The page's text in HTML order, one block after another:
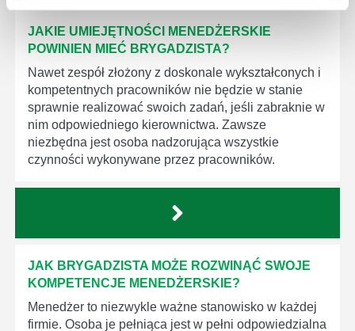
JAKIE UMIEJĘTNOŚCI MENEDŻERSKIE
POWINIEN MIEĆ BRYGADZISTA?
Nawet zespół złożony z doskonale wykształconych i
kompetentnych pracowników nie będzie w stanie
sprawnie realizować swoich zadań, jeśli zabraknie w
nim odpowiedniego kierownictwa. Zawsze
niezbędna jest osoba nadzorująca wszystkie
czynności wykonywane przez pracowników.
JAK BRYGADZISTA MOŻE ROZWINĄĆ SWOJE
KOMPETENCJE MENEDŻERSKIE?
Menedżer to niezwykle ważne stanowisko w każdej
firmie. Osoba je pełniąca jest w pełni odpowiedzialna